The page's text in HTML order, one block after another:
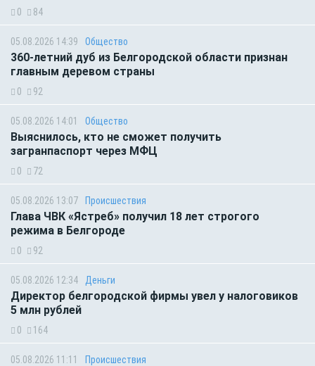
0 84
05.08.2026 14:39 Общество
360-летний дуб из Белгородской области признан
главным деревом страны
0 92
05.08.2026 14:01 Общество
Выяснилось, кто не сможет получить
загранпаспорт через МФЦ
0 72
05.08.2026 13:07 Происшествия
Глава ЧВК «Ястреб» получил 18 лет строгого
режима в Белгороде
0 92
05.08.2026 12:34 Деньги
Директор белгородской фирмы увел у налоговиков
5 млн рублей
0 164
05.08.2026 11:11 Происшествия